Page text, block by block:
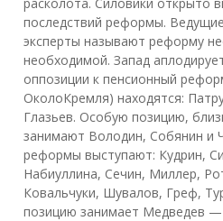
расколота. Силовики открыто
последствий реформы.
эксперты называют реформу
необходимой. Запад
оппозиции к пенсионный
ОколоКремля) находятся:
Глазьев. Особую позицию,
занимают Володин, Собянин и
реформы выступают: Кудрин,
Набиуллина, Сечин, Миллер,
Ковальчуки, Шувалов, Греф,
позицию занимает Медведев —